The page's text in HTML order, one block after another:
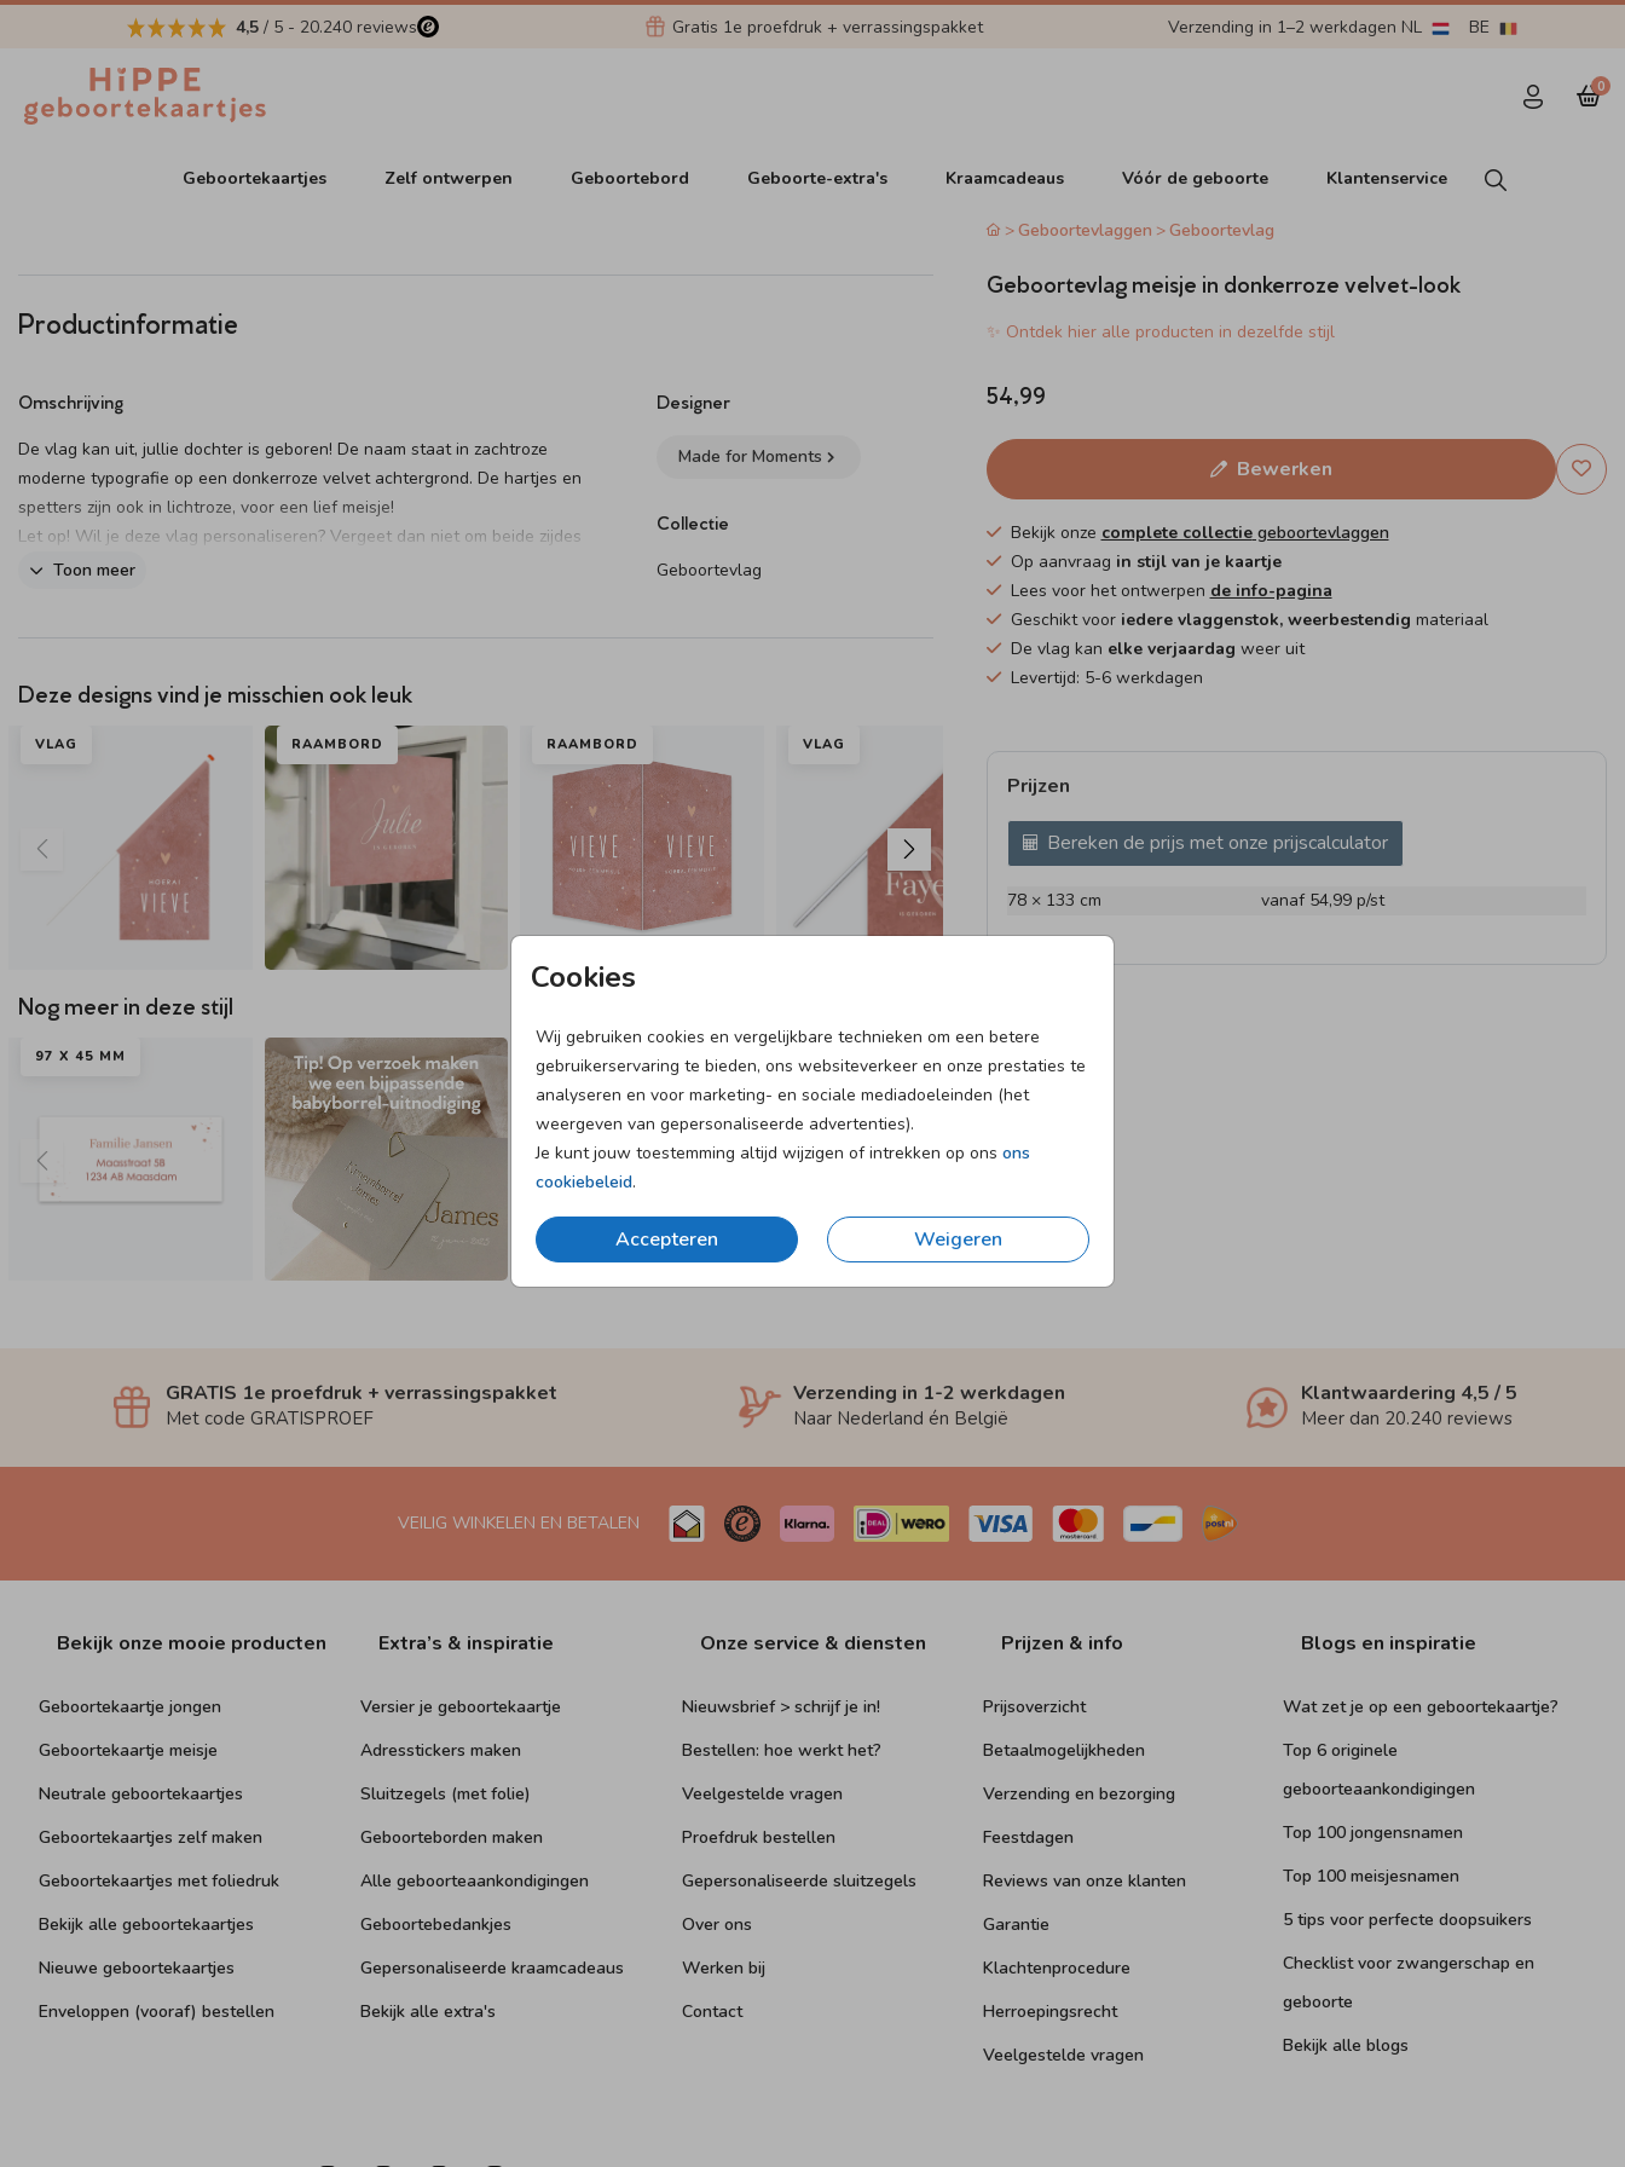
4,5 / 5 - 20.240 reviews Gratis 1e proefdruk + verrassingspakket Verzending in 1–2 werkdagen NL BE
0
Geboortekaartjes Zelf ontwerpen Geboortebord Geboorte-extra's Kraamcadeaus Vóór de geboorte Klantenservice
Cookies
Wij gebruiken cookies en vergelijkbare technieken om een betere
gebruikerservaring te bieden, ons websiteverkeer en onze prestaties te
analyseren en voor marketing- en sociale mediadoeleinden (het
weergeven van gepersonaliseerde advertenties).
Je kunt jouw toestemming altijd wijzigen of intrekken op ons ons
cookiebeleid.
Accepteren Weigeren
Productinformatie
Omschrijving
De vlag kan uit, jullie dochter is geboren! De naam staat in zachtroze
moderne typografie op een donkerroze velvet achtergrond. De hartjes en
spetters zijn ook in lichtroze, voor een lief meisje!
Let op! Wil je deze vlag personaliseren? Vergeet dan niet om beide zijdes
van de vlag aan te passen.
Toon meer
Designer
Made for Moments
Collectie
Geboortevlag
Deze designs vind je misschien ook leuk
VLAG RAAMBORD RAAMBORD VLAG
Nog meer in deze stijl
97 X 45 MM
25 X 25 CM I MET
INVULPAGINA'S
KRAAMBORRELKAART
Geboortevlaggen Geboortevlag
Geboortevlag meisje in donkerroze velvet-look
✨ Ontdek hier alle producten in dezelfde stijl
54,99
Bewerken
Bekijk onze complete collectiegeboortevlaggen
Op aanvraag in stijl van je kaartje
Lees voor het ontwerpen de info-pagina
Geschikt voor iedere vlaggenstok, weerbestendig materiaal
De vlag kan elke verjaardag weer uit
Levertijd: 5-6 werkdagen
Prijzen
Bereken de prijs met onze prijscalculator
78 × 133 cm vanaf 54,99 p/st
GRATIS 1e proefdruk + verrassingspakket
Met code GRATISPROEF
Verzending in 1-2 werkdagen
Naar Nederland én België
Klantwaardering 4,5 / 5
Meer dan 20.240 reviews
VEILIG WINKELEN EN BETALEN
Bekijk onze mooie producten
Geboortekaartje jongen
Geboortekaartje meisje
Neutrale geboortekaartjes
Geboortekaartjes zelf maken
Geboortekaartjes met foliedruk
Bekijk alle geboortekaartjes
Nieuwe geboortekaartjes
Enveloppen (vooraf) bestellen
Extra’s & inspiratie
Versier je geboortekaartje
Adresstickers maken
Sluitzegels (met folie)
Geboorteborden maken
Alle geboorteaankondigingen
Geboortebedankjes
Gepersonaliseerde kraamcadeaus
Bekijk alle extra's
Onze service & diensten
Nieuwsbrief > schrijf je in!
Bestellen: hoe werkt het?
Veelgestelde vragen
Proefdruk bestellen
Gepersonaliseerde sluitzegels
Over ons
Werken bij
Contact
Prijzen & info
Prijsoverzicht
Betaalmogelijkheden
Verzending en bezorging
Feestdagen
Reviews van onze klanten
Garantie
Klachtenprocedure
Herroepingsrecht
Veelgestelde vragen
Blogs en inspiratie
Wat zet je op een geboortekaartje?
Top 6 originele
geboorteaankondigingen
Top 100 jongensnamen
Top 100 meisjesnamen
5 tips voor perfecte doopsuikers
Checklist voor zwangerschap en
geboorte
Bekijk alle blogs